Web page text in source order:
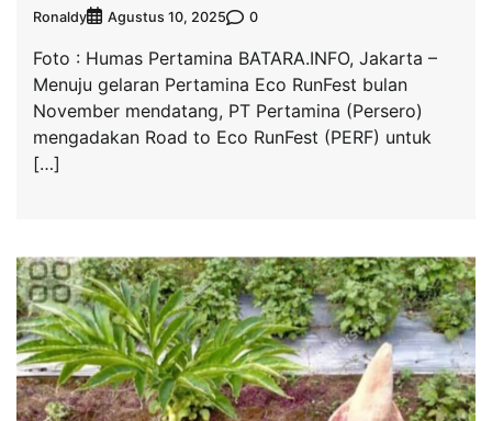
Ronaldy Agustus 10, 2025 0
Foto : Humas Pertamina BATARA.INFO, Jakarta –
Menuju gelaran Pertamina Eco RunFest bulan
November mendatang, PT Pertamina (Persero)
mengadakan Road to Eco RunFest (PERF) untuk
[…]